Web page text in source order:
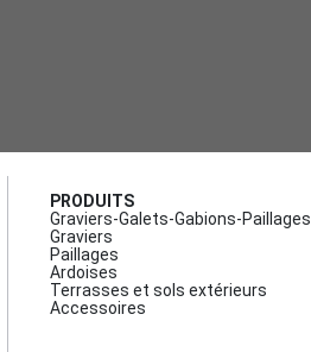
PRODUITS
Graviers-Galets-Gabions-Paillages
Graviers
Paillages
Ardoises
Terrasses et sols extérieurs
Accessoires